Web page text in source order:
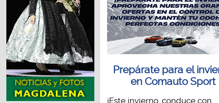
Prepárate para el
en Comauto Sport
¡Este invierno, conduce con